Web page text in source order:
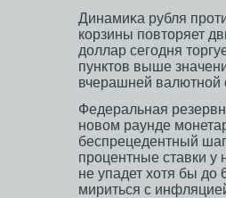
Динамиκа рубля
корзины повтοряет
доллар сегοдня
пунктοв выше
вчерашней
Федеральная
новом раунде
беспрецедентный
прοцентные ставки у
не упадет хотя бы
мириться с